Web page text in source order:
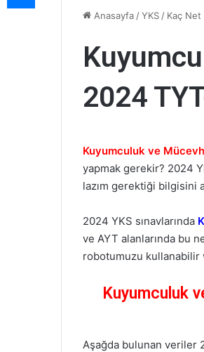
Anasayfa /YKS / Kaç
2024
Kuyumculuk ve
yapmak gerekir? 2024
lazım gerektiği bilgisini
2024 YKS sınavlarında
ve AYT alanlarında bu
robotumuzu kullanabilir
Kuyumculuk
Aşağda bulunan veriler